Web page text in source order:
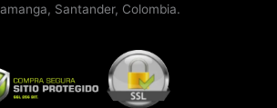
Santander, Colombia.